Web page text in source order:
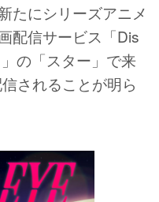
たにシリーズアニメ
配信サービス「Dis
の「スター」で来
されることが明ら